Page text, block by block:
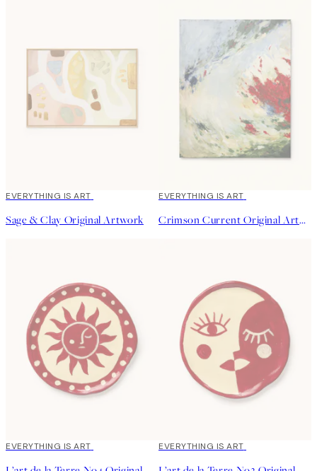
EVERYTHING IS ART
Sage & Clay Original Artwork
EVERYTHING IS ART
Crimson Current Original Artwork
EVERYTHING IS ART EVERYTHING IS ART